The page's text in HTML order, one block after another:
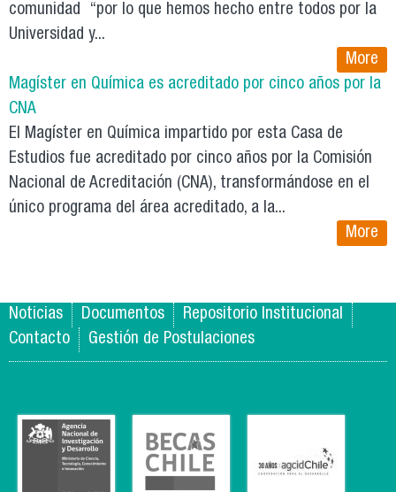
comunidad “por lo que hemos hecho entre todos por la
Universidad y...
More
Magíster en Química es acreditado por cinco años por la
CNA
El Magíster en Química impartido por esta Casa de
Estudios fue acreditado por cinco años por la Comisión
Nacional de Acreditación (CNA), transformándose en el
único programa del área acreditado, a la...
More
Noticias Documentos
Repositorio Institucional
Contacto
Gestión de Postulaciones